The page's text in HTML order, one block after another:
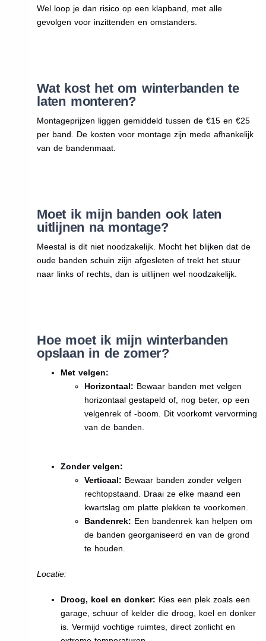
Wel loop je dan risico op een klapband, met alle
gevolgen voor inzittenden en omstanders.
Wat kost het om winterbanden te
laten monteren?
Montageprijzen liggen gemiddeld tussen de €15 en €25
per band. De kosten voor montage zijn mede afhankelijk
van de bandenmaat.
Moet ik mijn banden ook laten
uitlijnen na montage?
Meestal is dit niet noodzakelijk. Mocht het blijken dat de
oude banden schuin ziijn afgesleten of trekt het stuur
naar links of rechts, dan is uitlijnen wel noodzakelijk.
Hoe moet ik mijn winterbanden
opslaan in de zomer?
Met velgen:
Horizontaal: Bewaar banden met velgen
horizontaal gestapeld of, nog beter, op een
velgenrek of -boom. Dit voorkomt vervorming
van de banden.
Zonder velgen:
Verticaal: Bewaar banden zonder velgen
rechtopstaand. Draai ze elke maand een
kwartslag om platte plekken te voorkomen.
Bandenrek: Een bandenrek kan helpen om
de banden georganiseerd en van de grond
te houden.
Locatie:
Droog, koel en donker: Kies een plek zoals een
garage, schuur of kelder die droog, koel en donker
is. Vermijd vochtige ruimtes, direct zonlicht en